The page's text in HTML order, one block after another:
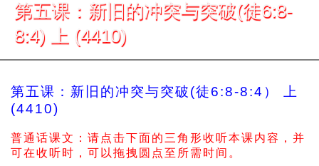
第五课：新旧的冲突与突破(徒6:8-
8:4) 上 (4410)
第五课：新旧的冲突与突破(徒6:8-8:4） 上
(4410)
普通话课文：请点击下面的三角形收听本课内容，并
可在收听时，可以拖拽圆点至所需时间。